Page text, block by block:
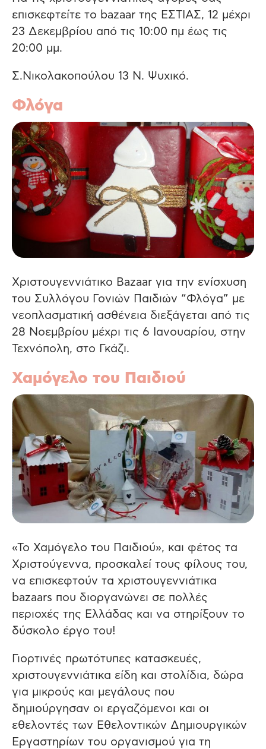
επισκεφτείτε το bazaar της ΕΣΤΙΑΣ, 12 μέχρι
23 Δεκεμβρίου από τις 10:00 πμ έως τις
20:00 μμ.
Σ.Νικολακοπούλου 13 Ν. Ψυχικό.
Φλόγα
Χριστουγεννιάτικο Bazaar για την ενίσχυση
του Συλλόγου Γονιών Παιδιών “Φλόγα” με
νεοπλασματική ασθένεια διεξάγεται από τις
28 Νοεμβρίου μέχρι τις 6 Ιανουαρίου, στην
Τεχνόπολη, στο Γκάζι.
Χαμόγελο του Παιδιού
«Το Χαμόγελο του Παιδιού», και φέτος τα
Χριστούγεννα, προσκαλεί τους φίλους του,
να επισκεφτούν τα χριστουγεννιάτικα
bazaars που διοργανώνει σε πολλές
περιοχές της Ελλάδας και να στηρίξουν το
δύσκολο έργο του!
Γιορτινές πρωτότυπες κατασκευές,
χριστουγεννιάτικα είδη και στολίδια, δώρα
για μικρούς και μεγάλους που
δημιούργησαν οι εργαζόμενοι και οι
εθελοντές των Εθελοντικών Δημιουργικών
Εργαστηρίων του οργανισμού για τη